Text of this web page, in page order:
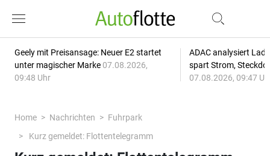
Geely mit Preisansage: Neuer E2 startet
unter magischer Marke 07.08.2026,
09:48 Uhr
ADAC analysiert
spart Strom,
07.08.2026, 09:47
Home Nachrichten
Fuhrpark
Kurz gemeldet: Flottentelegramm